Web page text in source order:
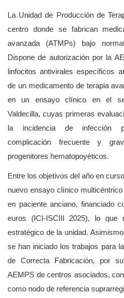
La Unidad de Producción de
centro donde se fabrican
avanzada (ATMPs) bajo
Dispone de autorización por la
linfocitos antivirales específicos
de un medicamento de terapia
en un ensayo clínico en el
Valdecilla, cuyas primeras
la incidencia de infección
complicación frecuente y
progenitores hematopoyéticos.
Entre los objetivos del año en
nuevo ensayo clínico
en paciente anciano, financiado
euros (ICI-ISCIII 2025), lo que
estratégico de la unidad.
se han iniciado los trabajos para
de Correcta Fabricación, por
AEMPS de centros asociados,
como nodo de referencia